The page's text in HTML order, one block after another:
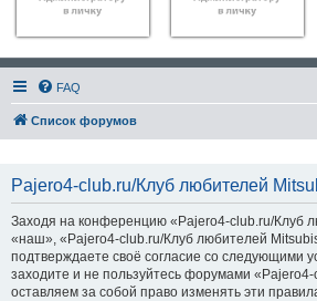
FAQ
Список форумов
Pajero4-club.ru/Клуб любителей
Заходя на конференцию «Pajero4-club.ru/Клуб
«наш», «Pajero4-club.ru/Клуб любителей
подтверждаете своё согласие со следующими
заходите и не пользуйтесь форумами
оставляем за собой право изменять эти